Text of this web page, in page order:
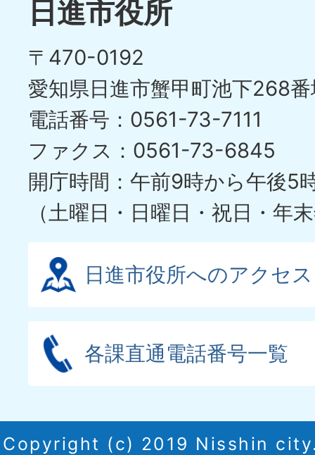
日進市役所
〒470-0192
愛知県日進市蟹甲町池下268
電話番号：0561-73-7111
ファクス：0561-73-6845
開庁時間：午前9時から午後5
（土曜日・日曜日・祝日・年
日進市役所へのアクセス
各課直通電話番号一覧
Copyright (c) 2019 Nisshin